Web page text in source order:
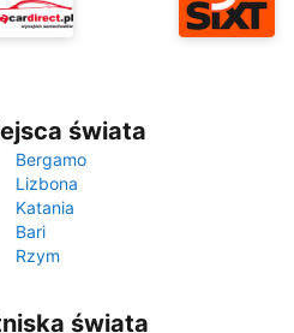
świata
Bergamo
Lizbona
Katania
Bari
Rzym
świata